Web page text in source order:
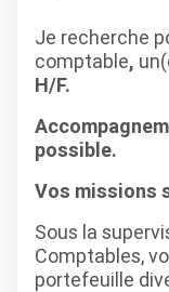
Je recherche
comptable,
H/F.
possible.
Vos missions
Sous la
Comptables,
portefeuille